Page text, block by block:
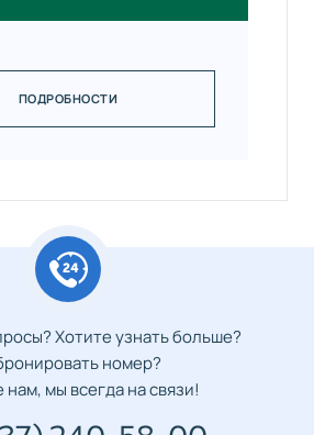
ПОДРОБНОСТИ
Хотите узнать больше?
номер?
нам, мы всегда на связи!